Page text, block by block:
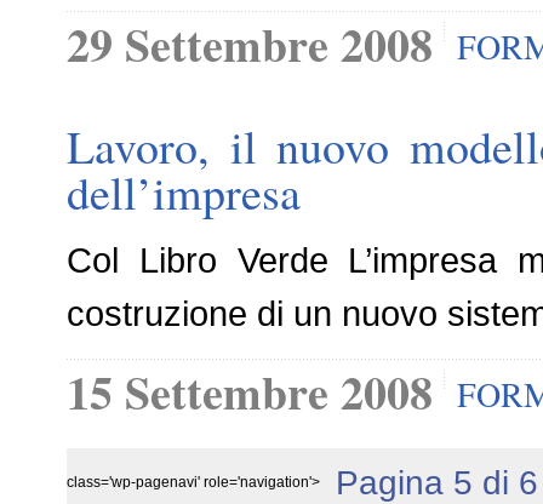
29 Settembre 2008
Lavoro, il nuovo
dell’impresa
Col Libro Verde L’impresa
costruzione di un nuovo
15 Settembre 2008
class='wp-pagenavi' role='navigation'> Pagina 5 di 6